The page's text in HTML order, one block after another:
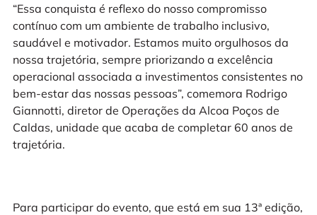
“Essa conquista é reflexo do nosso compromisso
contínuo com um ambiente de trabalho inclusivo,
saudável e motivador. Estamos muito orgulhosos da
nossa trajetória, sempre priorizando a excelência
operacional associada a investimentos consistentes no
bem-estar das nossas pessoas”, comemora Rodrigo
Giannotti, diretor de Operações da Alcoa Poços de
Caldas, unidade que acaba de completar 60 anos de
trajetória.
Para participar do evento, que está em sua 13ª edição,